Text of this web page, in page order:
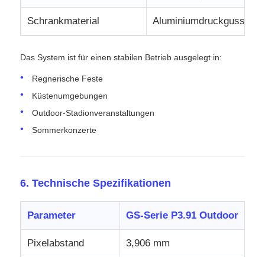
Schrankmaterial Aluminiumdruckguss
Das System ist für einen stabilen Betrieb ausgelegt in:
Regnerische Feste
Küstenumgebungen
Outdoor-Stadionveranstaltungen
Sommerkonzerte
6. Technische Spezifikationen
Parameter GS-Serie P3.91 Outdoor
Pixelabstand 3,906 mm